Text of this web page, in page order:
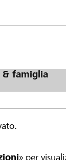
» per